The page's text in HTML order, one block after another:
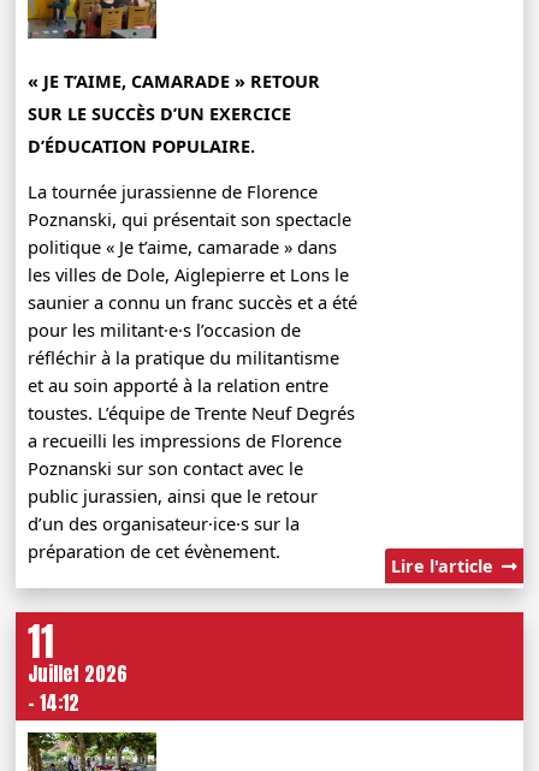
« JE T’AIME, CAMARADE » RETOUR
SUR LE SUCCÈS D’UN EXERCICE
D’ÉDUCATION POPULAIRE.
La tournée jurassienne de Florence
Poznanski, qui présentait son spectacle
politique « Je t’aime, camarade » dans
les villes de Dole, Aiglepierre et Lons le
saunier a connu un franc succès et a été
pour les militant·e·s l’occasion de
réfléchir à la pratique du militantisme
et au soin apporté à la relation entre
toustes. L’équipe de Trente Neuf Degrés
a recueilli les impressions de Florence
Poznanski sur son contact avec le
public jurassien, ainsi que le retour
d’un des organisateur·ice·s sur la
préparation de cet évènement.
Lire l'article
11
Juillet 2026
- 14:12